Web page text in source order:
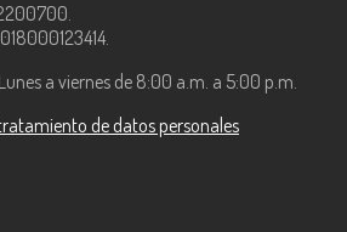
Lunes a viernes de 8:00 a.m. a 5:00 p.m.
de datos personales